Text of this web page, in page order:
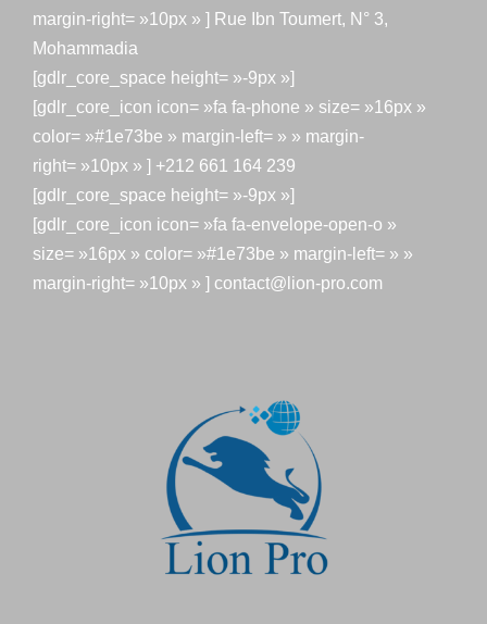
margin-right= »10px » ] Rue Ibn Toumert, N° 3,
Mohammadia
[gdlr_core_space height= »-9px »]
[gdlr_core_icon icon= »fa fa-phone » size= »16px »
color= »#1e73be » margin-left= » » margin-
right= »10px » ] +212 661 164 239
[gdlr_core_space height= »-9px »]
[gdlr_core_icon icon= »fa fa-envelope-open-o »
size= »16px » color= »#1e73be » margin-left= » »
margin-right= »10px » ] contact@lion-pro.com